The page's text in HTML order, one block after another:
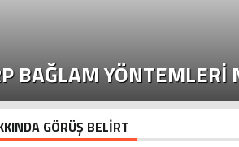
BAĞLAM YÖNTEMLERI
GÖRÜŞ BELİRT